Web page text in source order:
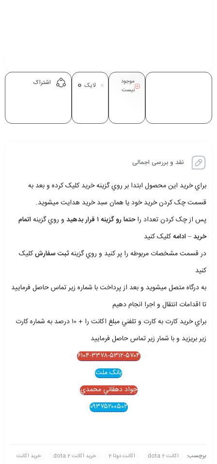
موجود
نیست
لایک 0 اشتراک
نقد و بررسی اجمالی
براي خريد اين محصول ابتدا بر روي گزينه خريد کليک کرده و بعد به
قسمت چک کردن خريد خود يا همان سبد خريد هدايت ميشويد.
پس از چک کردن تعداد راحتما رو گزينه ۱ قرار بدهيد و روي گزينهاتمام
خريد – ادامهکليک کنيد
در قسمت مشخصات مربوطه را پر کنيد و روي گزينهثبت سفارشکليک
کنيد
به درگاه متصل ميشويد و بعد از پرداخت با شماره زير تماس حاصل فرماييد
تا اقدامات انتقال و اجرا انجام دهيم
براي خريد کارت به کارت و تلفني مبلغ اکانت را + ۱۰ درصد به شماره کارت
زير بريزيد و با شمار زير تماس حاصل فرماييد
۶۱۰۴-۳۳۷۸-۵۳۱۲-۵۷۰۴
بانک ملت
جواد دهقاني محمدي
۰۹۳۷۵۲۰۰۵۰۲
برچسب: اکانت dota 2 اکانت دوتا 2 خريد اکانت dota 2
خريد اکانت